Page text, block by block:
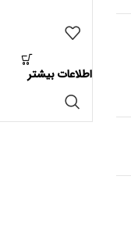
اطلاعات بیشتر